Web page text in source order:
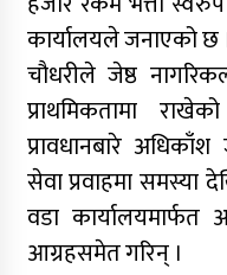
कार्यालयले जनाएको छ
चौधरीले जेष्ठ
प्राथमिकतामा
प्रावधानबारे
सेवा प्रवाहमा समस्या
वडा
आग्रहसमेत गरिन् ।